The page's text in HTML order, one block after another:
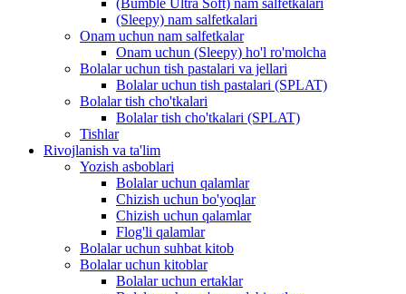
(Bumble Ultra Soft) nam salfetkalari
(Sleepy) nam salfetkalari
Onam uchun nam salfetkalar
Onam uchun (Sleepy) ho'l ro'molcha
Bolalar uchun tish pastalari va jellari
Bolalar uchun tish pastalari (SPLAT)
Bolalar tish cho'tkalari
Bolalar tish cho'tkalari (SPLAT)
Tishlar
Rivojlanish va ta'lim
Yozish asboblari
Bolalar uchun qalamlar
Chizish uchun bo'yoqlar
Chizish uchun qalamlar
Flog'li qalamlar
Bolalar uchun suhbat kitob
Bolalar uchun kitoblar
Bolalar uchun ertaklar